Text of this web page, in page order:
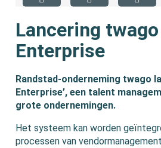
Lancering twago
Enterprise
Randstad-onderneming twago
Enterprise’, een talent
grote ondernemingen.
Het systeem kan worden
processen van